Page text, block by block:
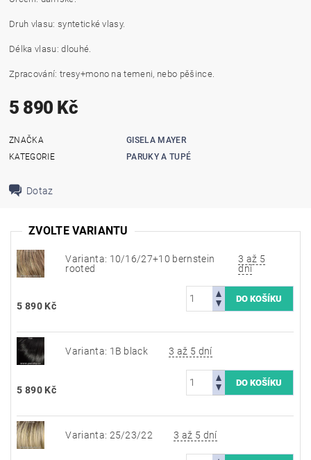
Druh vlasu: syntetické vlasy.
Délka vlasu: dlouhé.
Zpracování: tresy+mono na temeni, nebo pěšince.
5 890 Kč
ZNAČKA
GISELA MAYER
KATEGORIE
PARUKY A TUPÉ
Dotaz
ZVOLTE VARIANTU
Varianta: 10/16/27+10 bernstein
rooted
3 až 5
dní
5 890 Kč
Varianta: 1B black 3 až 5 dní
5 890 Kč
Varianta: 25/23/22 3 až 5 dní